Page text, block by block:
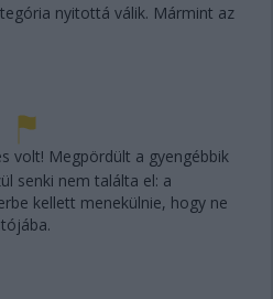
nyitottá válik. Mármint az
volt! Megpördült a gyengébbik
senki nem találta el: a
kellett menekülnie, hogy ne